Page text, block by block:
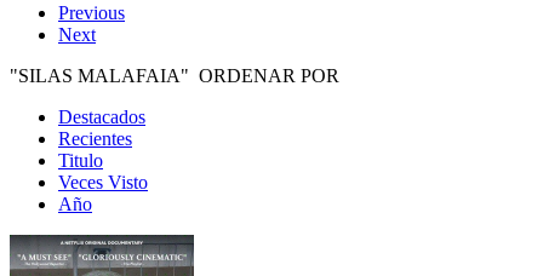
Previous
Next
"SILAS MALAFAIA" ORDENAR POR
Destacados
Recientes
Titulo
Veces Visto
Año